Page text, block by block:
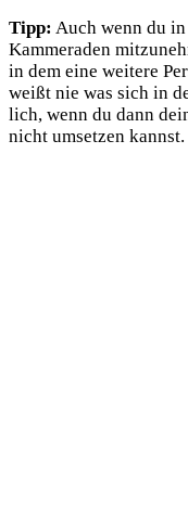
Tipp: Auch wenn du
Kam­mer­aden
in dem eine wei­te­re
weißt nie was sich in
lich, wenn du dann
nicht umset­zen kannst.